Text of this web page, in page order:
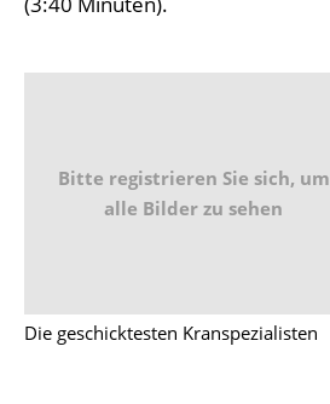
Bitte registrieren Sie sich, um
alle Bilder zu sehen
Die geschicktesten Kranspezialisten